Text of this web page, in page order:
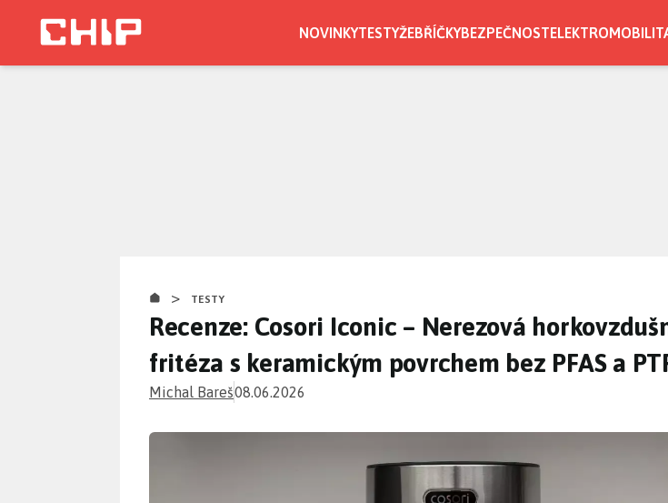
NOVINKYTESTYŽEBŘÍČKYBEZPEČNOST
> TESTY
Recenze: Cosori Iconic – Nerezová
fritéza s keramickým povrchem bez PFAS a
Michal Bareš08.06.2026